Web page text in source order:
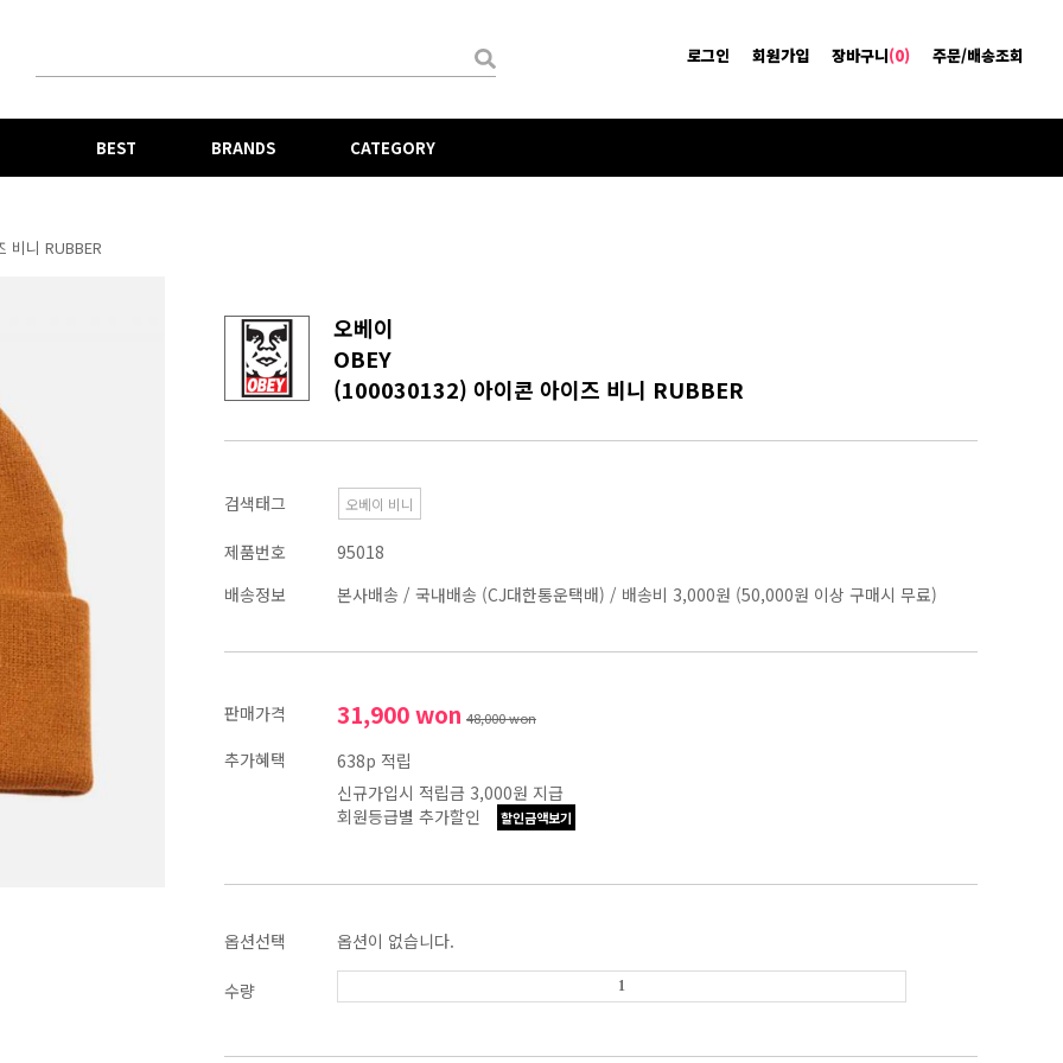
로그인 회원가입 장바구니(0) 주문/배송조회
BEST BRANDS CATEGORY
비니 RUBBER
오베이
OBEY
(100030132) 아이콘 아이즈 비니 RUBBER
검색태그 오베이 비니
제품번호
95018
배송정보
본사배송 / 국내배송 (CJ대한통운택배) / 배송비 3,000원 (50,000원 이상 구매시 무료)
판매가격 31,900won 48,000won
추가혜택
638p 적립
신규가입시 적립금 3,000원 지급
회원등급별 추가할인
할인금액보기
옵션선택 옵션이 없습니다.
수량